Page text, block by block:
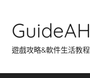
content
GuideAH
遊戲攻略&軟件生活教